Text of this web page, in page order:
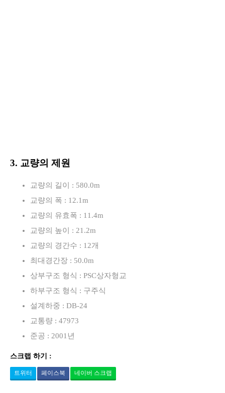
3. 교량의 제원
교량의 길이 : 580.0m
교량의 폭 : 12.1m
교량의 유효폭 : 11.4m
교량의 높이 : 21.2m
교량의 경간수 : 12개
최대경간장 : 50.0m
상부구조 형식 : PSC상자형교
하부구조 형식 : 구주식
설계하중 : DB-24
교통량 : 47973
준공 : 2001년
스크랩 하기 :
트위터 페이스북 네이버 스크랩